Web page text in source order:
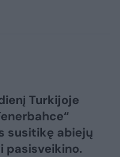
Turkijoje
susitikę abiejų
pasisveikino.